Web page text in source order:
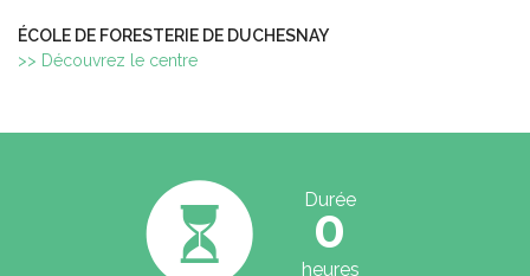
ÉCOLE DE FORESTERIE DE DUCHESNAY
>> Découvrez le centre
Durée
0
heures